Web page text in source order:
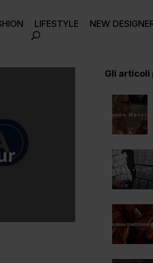
LIFESTYLE NEW
Gli articoli